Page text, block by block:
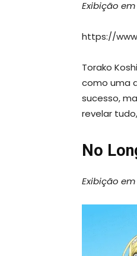
Exibição
https://
Torako
como uma
sucesso,
revelar
No
Exibição